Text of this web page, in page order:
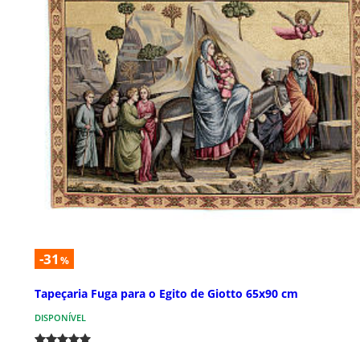
-31 %
Tapeçaria Fuga para o Egito de Giotto 65x90 cm
DISPONÍVEL